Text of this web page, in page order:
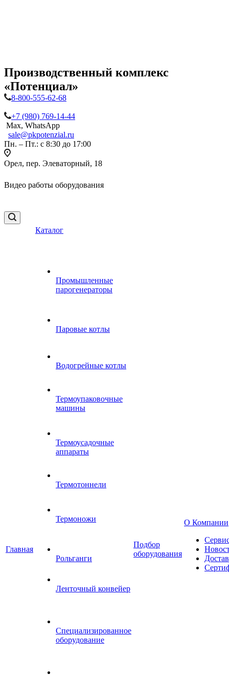
Производственный комплекс
«Потенциал»
8-800-555-62-68
+7 (980) 769-14-44
Max, WhatsApp
sale@pkpotenzial.ru
Пн. – Пт.: с 8:30 до 17:00
Орел, пер. Элеваторный, 18
Видео работы оборудования
Главная
Каталог
Промышленные
парогенераторы
Паровые котлы
Водогрейные котлы
Термоупаковочные
машины
Термоусадочные
аппараты
Термотоннели
Термоножи
Рольганги
Ленточный конвейер
Специализированное
оборудование
Подбор
оборудования
О Компании